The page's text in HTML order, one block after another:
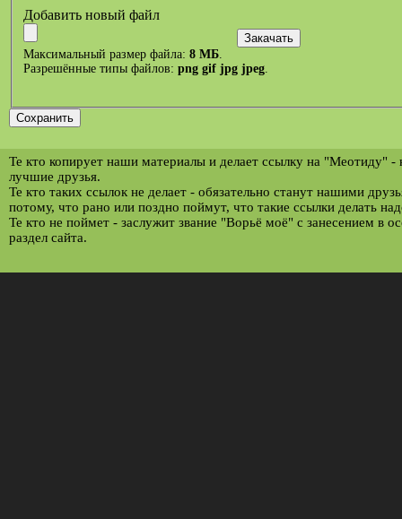
Добавить новый файл
Максимальный размер файла: 8 МБ
Разрешённые типы файлов: png gif jpg jpeg
Те кто копирует наши материалы и делает ссылку на "Меотиду" -
лучшие друзья.
Те кто таких ссылок не делает - обязательно станут нашими
потому, что рано или поздно поймут, что такие ссылки делать
Те кто не поймет - заслужит звание "Ворьё моё" с занесением в
раздел сайта.